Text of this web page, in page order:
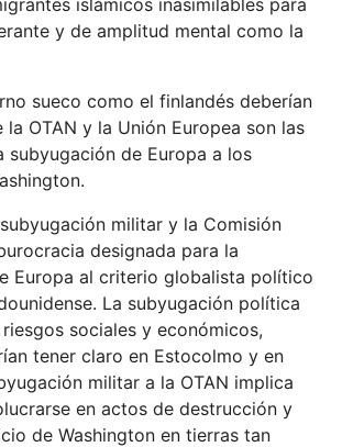
y de amplitud mental como la
sueco como el finlandés deberían
OTAN y la Unión Europea son las
subyugación de Europa a los
militar y la Comisión
designada para la
Europa al criterio globalista político
La subyugación política
sociales y económicos,
tener claro en Estocolmo y en
militar a la OTAN implica
en actos de destrucción y
de Washington en tierras tan